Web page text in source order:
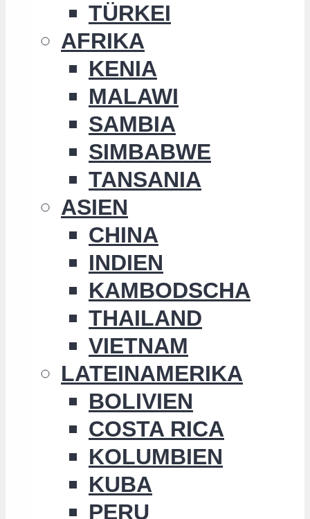
TÜRKEI
AFRIKA
KENIA
MALAWI
SAMBIA
SIMBABWE
TANSANIA
ASIEN
CHINA
INDIEN
KAMBODSCHA
THAILAND
VIETNAM
LATEINAMERIKA
BOLIVIEN
COSTA RICA
KOLUMBIEN
KUBA
PERU